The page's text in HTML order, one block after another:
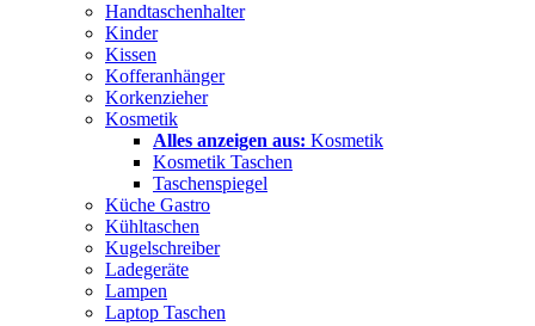
Handtaschenhalter
Kinder
Kissen
Kofferanhänger
Korkenzieher
Kosmetik
Alles anzeigen aus: Kosmetik
Kosmetik Taschen
Taschenspiegel
Küche Gastro
Kühltaschen
Kugelschreiber
Ladegeräte
Lampen
Laptop Taschen